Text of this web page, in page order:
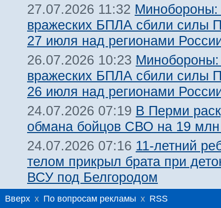
27.07.2026 11:32 Минобороны:
вражеских БПЛА сбили силы
27 июля над регионами
26.07.2026 10:23
вражеских БПЛА сбили силы
26 июля над регионами
24.07.2026 07:19 В Перми
обмана бойцов СВО на 19 млн
24.07.2026 07:16 11-летний
телом прикрыл брата при
ВСУ под Белгородом
Вверх x По вопросам рекламы x RSS